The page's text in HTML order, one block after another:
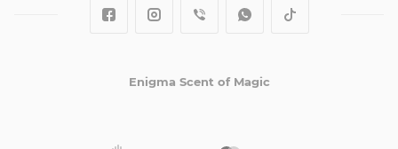
Enigma Scent of Magic